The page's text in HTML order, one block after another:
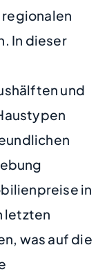
In dieser
und
in
letzten
was auf die